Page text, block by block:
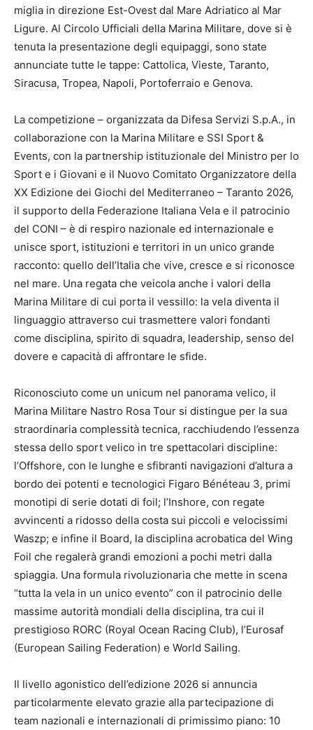
miglia in direzione Est-Ovest dal Mare Adriatico al Mar
Ligure. Al Circolo Ufficiali della Marina Militare, dove si è
tenuta la presentazione degli equipaggi, sono state
annunciate tutte le tappe: Cattolica, Vieste, Taranto,
Siracusa, Tropea, Napoli, Portoferraio e Genova.
La competizione – organizzata da Difesa Servizi S.p.A., in
collaborazione con la Marina Militare e SSI Sport &
Events, con la partnership istituzionale del Ministro per lo
Sport e i Giovani e il Nuovo Comitato Organizzatore della
XX Edizione dei Giochi del Mediterraneo – Taranto 2026,
il supporto della Federazione Italiana Vela e il patrocinio
del CONI – è di respiro nazionale ed internazionale e
unisce sport, istituzioni e territori in un unico grande
racconto: quello dell’Italia che vive, cresce e si riconosce
nel mare. Una regata che veicola anche i valori della
Marina Militare di cui porta il vessillo: la vela diventa il
linguaggio attraverso cui trasmettere valori fondanti
come disciplina, spirito di squadra, leadership, senso del
dovere e capacità di affrontare le sfide.
Riconosciuto come un unicum nel panorama velico, il
Marina Militare Nastro Rosa Tour si distingue per la sua
straordinaria complessità tecnica, racchiudendo l’essenza
stessa dello sport velico in tre spettacolari discipline:
l’Offshore, con le lunghe e sfibranti navigazioni d’altura a
bordo dei potenti e tecnologici Figaro Bénéteau 3, primi
monotipi di serie dotati di foil; l’Inshore, con regate
avvincenti a ridosso della costa sui piccoli e velocissimi
Waszp; e infine il Board, la disciplina acrobatica del Wing
Foil che regalerà grandi emozioni a pochi metri dalla
spiaggia. Una formula rivoluzionaria che mette in scena
“tutta la vela in un unico evento” con il patrocinio delle
massime autorità mondiali della disciplina, tra cui il
prestigioso RORC (Royal Ocean Racing Club), l’Eurosaf
(European Sailing Federation) e World Sailing.
Il livello agonistico dell’edizione 2026 si annuncia
particolarmente elevato grazie alla partecipazione di
team nazionali e internazionali di primissimo piano: 10